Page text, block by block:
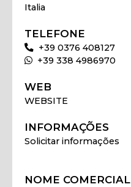
Italia
TELEFONE
+39 0376 408127
+39 338 4986970
WEB
WEBSITE
INFORMAÇÕES
Solicitar informações
NOME COMERCIAL